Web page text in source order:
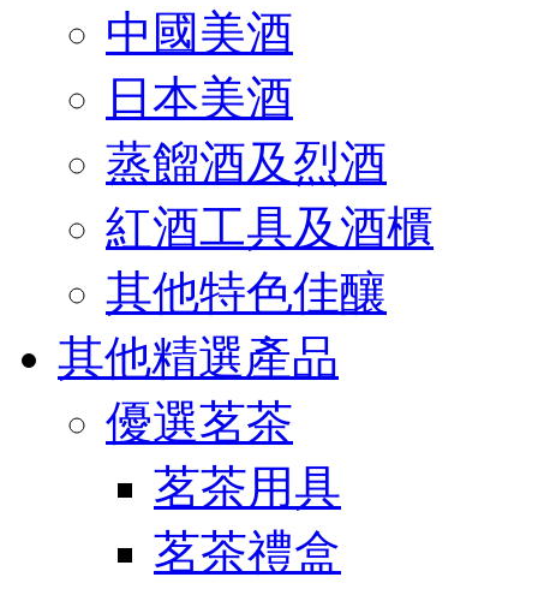
中國美酒
日本美酒
蒸餾酒及烈酒
紅酒工具及酒櫃
其他特色佳釀
其他精選產品
優選茗茶
茗茶用具
茗茶禮盒